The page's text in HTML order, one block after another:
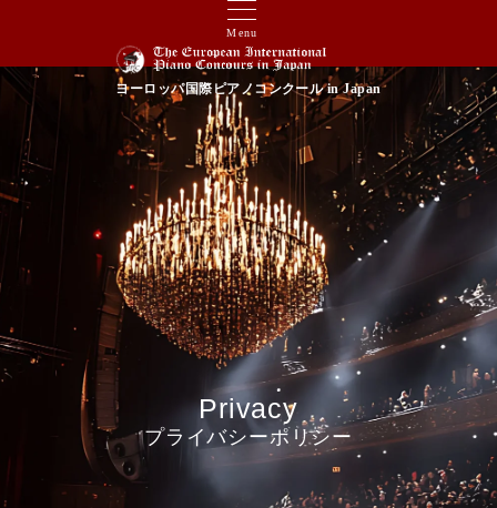
Menu
ヨーロッパ国際ピアノコンクール in Japan
Privacy
プライバシーポリシー